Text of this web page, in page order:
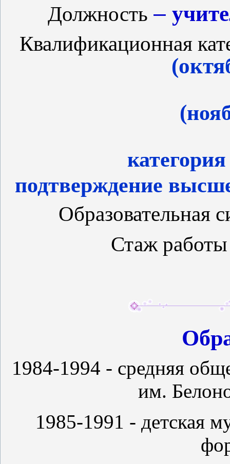
Должность –
Квалификационная
(
подтверждение
Образовательная
Стаж
1984-1994 - средняя
им.
1985-1991 - детская